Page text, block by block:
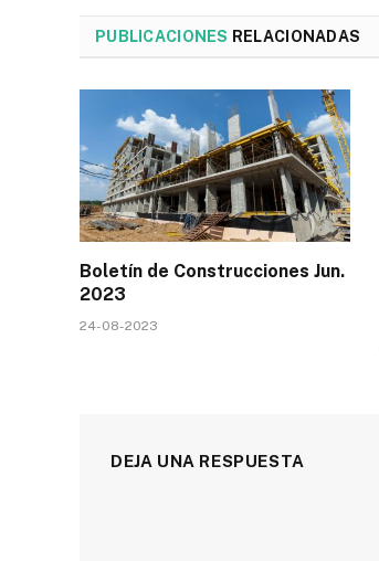
PUBLICACIONES RELACIONADAS
Boletín de Construcciones Jun.
2023
24-08-2023
DEJA UNA RESPUESTA